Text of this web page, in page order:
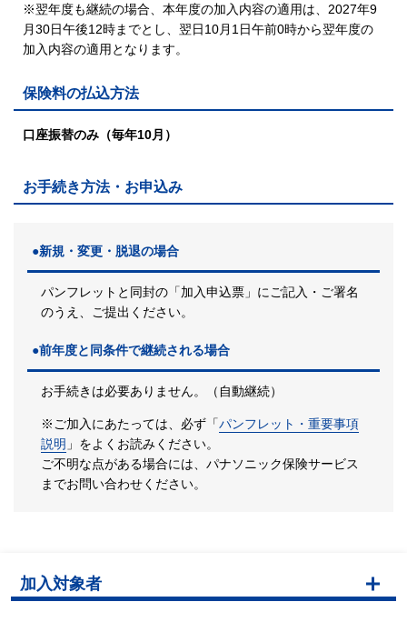
※翌年度も継続の場合、 本年度の加入内容の適用は、2027年9
月30日午後12時までとし、 翌日10月1日午前0時から翌年度の
加入内容の適用となります。
保険料の払込方法
口座振替のみ（毎年10月）
お手続き方法・お申込み
●新規・変更・脱退の場合
パンフレットと同封の「加入申込票」にご記入・ご署名
のうえ、ご提出ください。
●前年度と同条件で継続される場合
お手続きは必要ありません。（自動継続）
※ご加入にあたっては、必ず「パンフレット・重要事項
説明 」をよくお読みください。
ご不明な点がある場合には、パナソニック保険サービス
までお問い合わせください。
加入対象者